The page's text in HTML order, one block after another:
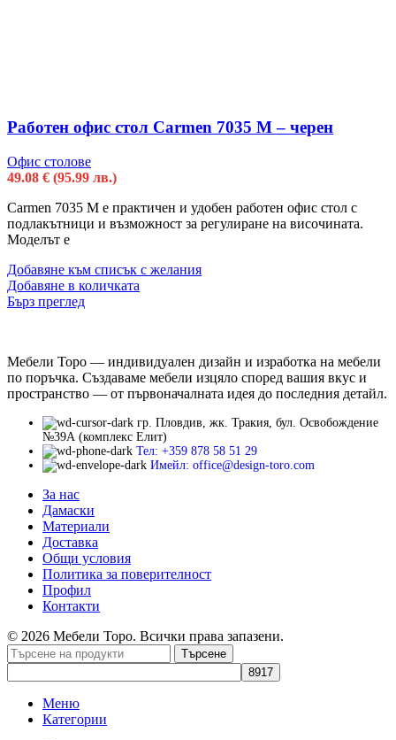
Работен офис стол Carmen 7035 М – черен
Офис столове
49.08 € (95.99 лв.)
Carmen 7035 М е практичен и удобен работен офис стол с
подлакътници и възможност за регулиране на височината.
Моделът е
Добавяне към списък с желания
Добавяне в количката
Бърз преглед
Мебели Торо — индивидуален дизайн и изработка на мебели
по поръчка. Създаваме мебели изцяло според вашия вкус и
пространство — от първоначалната идея до последния детайл.
гр. Пловдив, жк. Тракия, бул. Освобождение
№39А (комплекс Елит)
Тел: +359 878 58 51 29
Имейл: office@design-toro.com
За нас
Дамаски
Материали
Доставка
Общи условия
Политика за поверителност
Профил
Контакти
© 2026 Мебели Торо. Всички права запазени.
Търсене
Меню
Категории